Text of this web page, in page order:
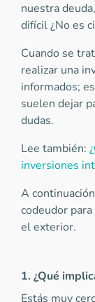
nuestra
difícil ¿No es
Cuando se
realizar una
informados;
suelen dejar
dudas.
Lee también:
inversiones
A
codeudor
el exterior.
1. ¿Qué
Estás muy